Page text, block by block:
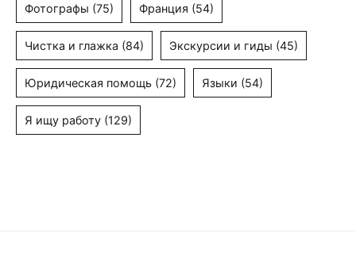
Фотографы (75) Франция (54)
Чистка и глажка (84) Экскурсии и гиды (45)
Юридическая помощь (72) Языки (54)
Я ищу работу (129)